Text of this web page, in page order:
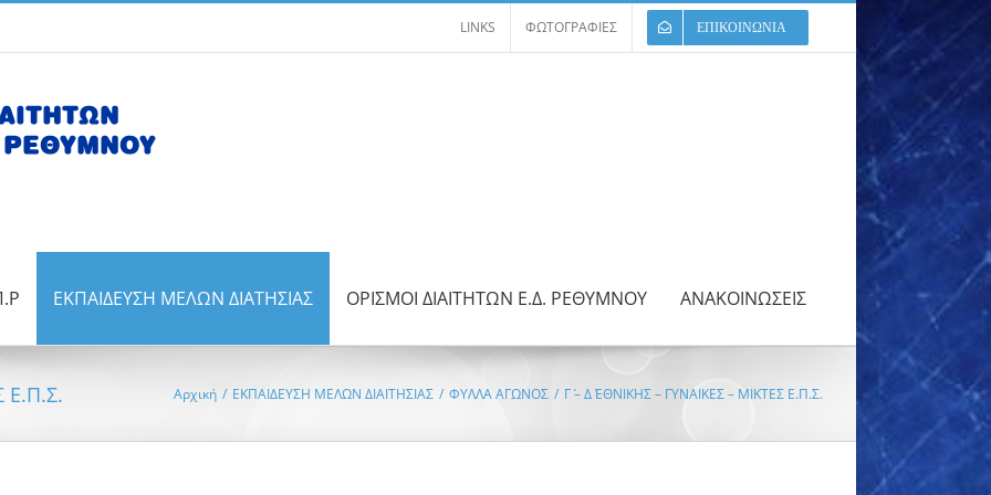
LINKS ΦΩΤΟΓΡΑΦΙΕΣ ΕΠΙΚΟΙΝΩΝΙΑ
ΕΚΠΑΙΔΕΥΣΗ ΜΕΛΩΝ ΔΙΑΤΗΣΙΑΣ ΟΡΙΣΜΟΙ ΔΙΑΙΤΗΤΩΝ Ε.Δ. ΡΕΘΥΜΝΟΥ ΑΝΑΚΟΙΝΩΣΕΙΣ
Ε.Π.Σ. Αρχική / ΕΚΠΑΙΔΕΥΣΗ ΜΕΛΩΝ ΔΙΑΙΤΗΣΙΑΣ / ΦΥΛΛΑ ΑΓΩΝΟΣ / Γ΄ – Δ΄ ΕΘΝΙΚΗΣ – ΓΥΝΑΙΚΕΣ – ΜΙΚΤΕΣ Ε.Π.Σ.